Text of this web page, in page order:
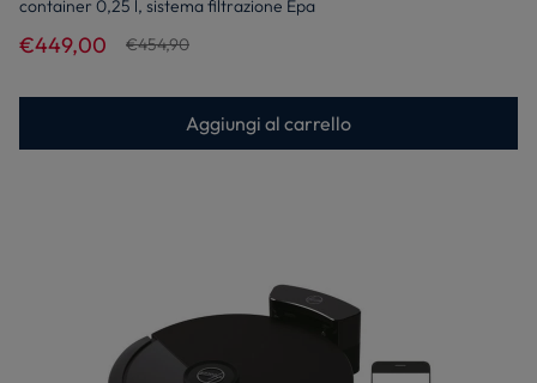
container 0,25 l, sistema filtrazione Epa
€449,00 €454,90
Aggiungi al carrello